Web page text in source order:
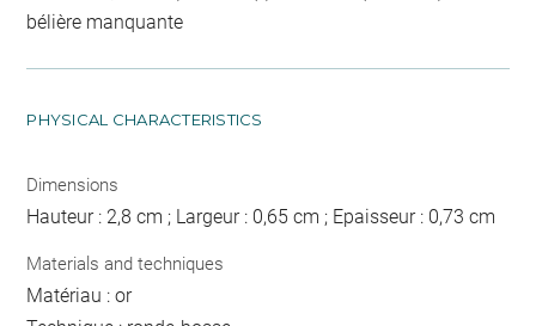
bélière manquante
PHYSICAL CHARACTERISTICS
Dimensions
Hauteur : 2,8 cm ; Largeur : 0,65 cm ; Epaisseur : 0,73 cm
Materials and techniques
Matériau : or